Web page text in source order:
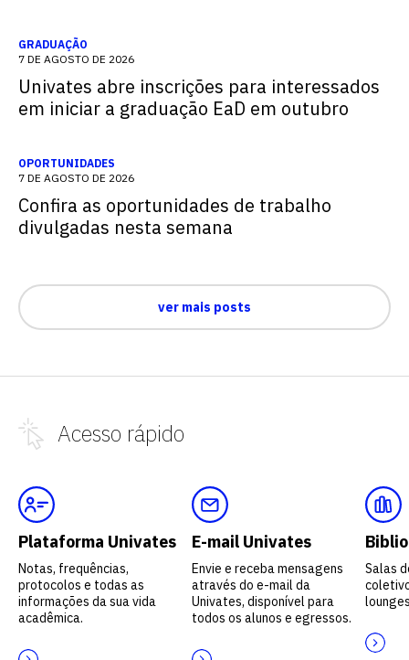
GRADUAÇÃO
7 DE AGOSTO DE 2026
Univates abre inscrições para interessados
em iniciar a graduação EaD em outubro
OPORTUNIDADES
7 DE AGOSTO DE 2026
Confira as oportunidades de trabalho
divulgadas nesta semana
ver mais posts
Acesso rápido
Plataforma Univates
Notas, frequências,
protocolos e todas as
informações da sua vida
acadêmica.
E-mail Univates
Envie e receba mensagens
através do e-mail da
Univates, disponível para
todos os alunos e egressos.
Salas